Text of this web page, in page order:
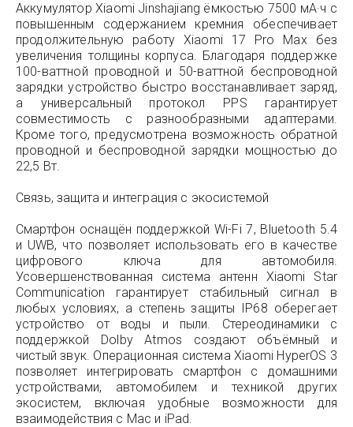
Аккумулятор Xiaomi Jinshajiang ёмкостью 7500 мА·ч с
повышенным содержанием кремния обеспечивает
продолжительную работу Xiaomi 17 Pro Max без
увеличения толщины корпуса. Благодаря поддержке
100-ваттной проводной и 50-ваттной беспроводной
зарядки устройство быстро восстанавливает заряд,
а универсальный протокол PPS гарантирует
совместимость с разнообразными адаптерами.
Кроме того, предусмотрена возможность обратной
проводной и беспроводной зарядки мощностью до
22,5 Вт.
Связь, защита и интеграция с экосистемой
Смартфон оснащён поддержкой Wi-Fi 7, Bluetooth 5.4
и UWB, что позволяет использовать его в качестве
цифрового ключа для автомобиля.
Усовершенствованная система антенн Xiaomi Star
Communication гарантирует стабильный сигнал в
любых условиях, а степень защиты IP68 оберегает
устройство от воды и пыли. Стереодинамики с
поддержкой Dolby Atmos создают объёмный и
чистый звук. Операционная система Xiaomi HyperOS 3
позволяет интегрировать смартфон с домашними
устройствами, автомобилем и техникой других
экосистем, включая удобные возможности для
взаимодействия с Mac и iPad.